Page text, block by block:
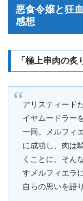
悪食令嬢と狂
感想
「極上串肉の炙
アリスティード
イヤムードラー
一同。メルフィ
に成功し、肉は
くことに。そん
すメルフィエラ
自らの思いを語